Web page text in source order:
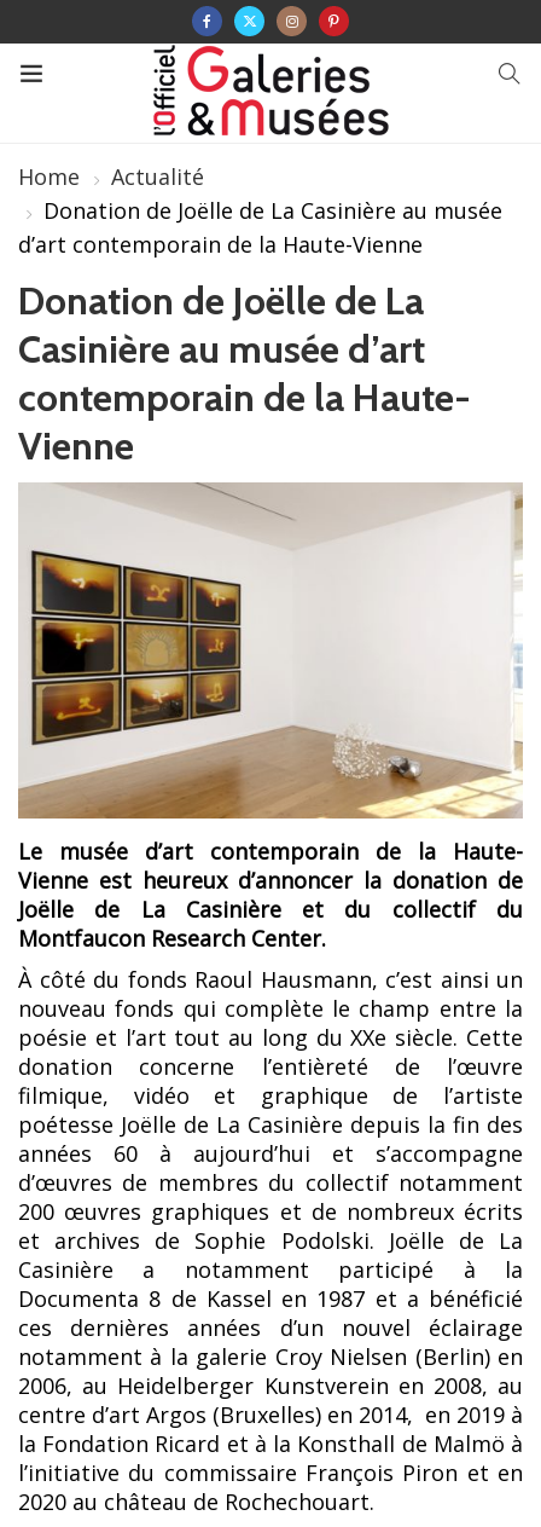
Home
Actualité
Donation de Joëlle de La Casinière au musée
d’art contemporain de la Haute-Vienne
Donation de Joëlle de La
Casinière au musée d’art
contemporain de la Haute-
Vienne
Le musée d’art contemporain de la Haute-
Vienne est heureux d’annoncer la donation de
Joëlle de La Casinière et du collectif du
Montfaucon Research Center.
À côté du fonds Raoul Hausmann, c’est ainsi un
nouveau fonds qui complète le champ entre la
poésie et l’art tout au long du XXe siècle. Cette
donation concerne l’entièreté de l’œuvre
filmique, vidéo et graphique de l’artiste
poétesse Joëlle de La Casinière depuis la fin des
années 60 à aujourd’hui et s’accompagne
d’œuvres de membres du collectif notamment
200 œuvres graphiques et de nombreux écrits
et archives de Sophie Podolski. Joëlle de La
Casinière a notamment participé à la
Documenta 8 de Kassel en 1987 et a bénéficié
ces dernières années d’un nouvel éclairage
notamment à la galerie Croy Nielsen (Berlin) en
2006, au Heidelberger Kunstverein en 2008, au
centre d’art Argos (Bruxelles) en 2014, en 2019 à
la Fondation Ricard et à la Konsthall de Malmö à
l’initiative du commissaire François Piron et en
2020 au château de Rochechouart.